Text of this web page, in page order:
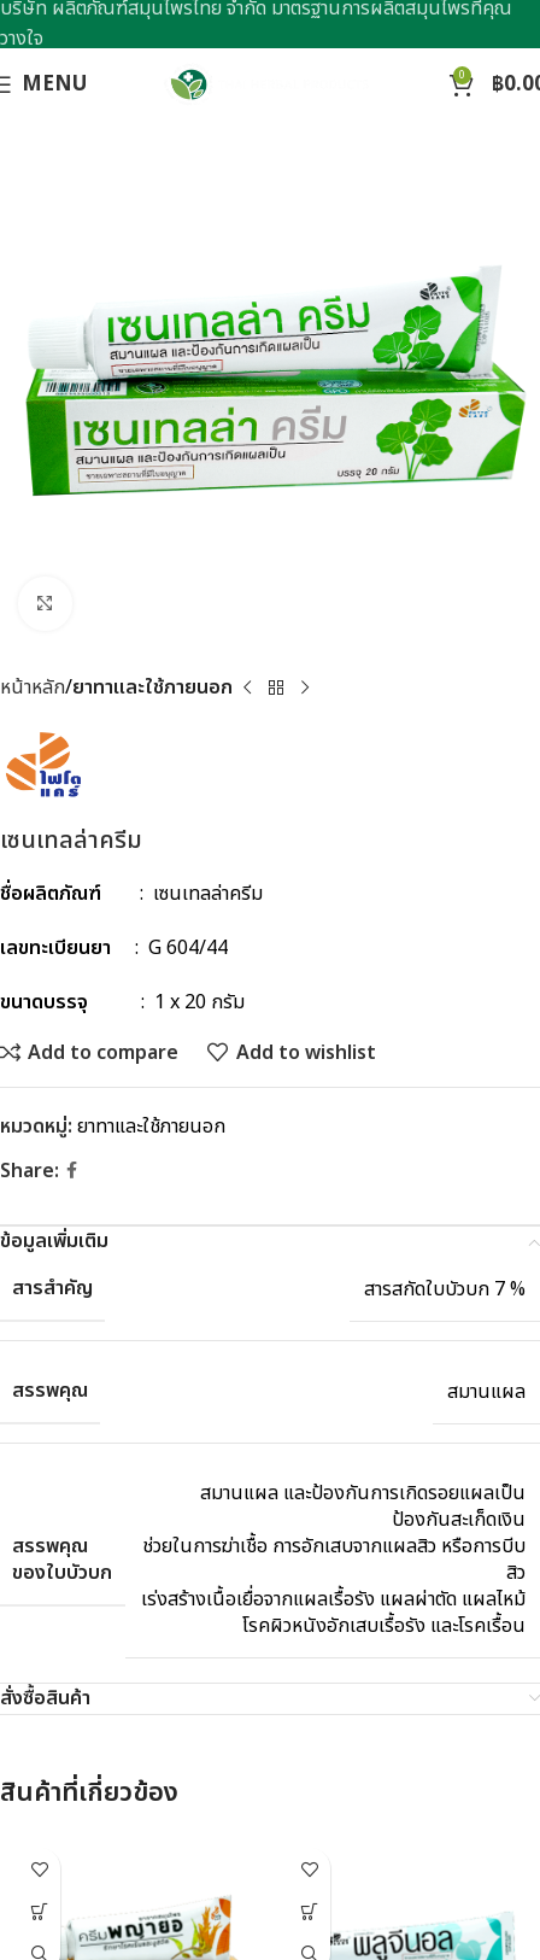
MENU 0 ฿
หน้าหลัก ยาทาและใช้ภายนอก
เซนเทลล่าครีม
ชื่อผลิตภัณฑ์ : เซนเทลล่าครีม
เลขทะเบียนยา : G 604/44
ขนาดบรรจุ : 1 x 20 กรัม
Add to compare
Add to wishlist
หมวดหมู่: ยาทาและใช้ภายนอก
Share:
ข้อมูลเพิ่มเติม
สารสำคัญ
สารสกัดใบบัวบก 7 %
สรรพคุณ สมานแผล
สรรพคุณ
ของใบบัวบก
สมานแผล และป้องกันการเกิดรอยแผลเป็น
ป้องกันสะเก็ดเงิน
ช่วยในการฆ่าเชื้อ การอักเสบจากแผลสิว หรือการบีบ
สิว
เร่งสร้างเนื้อเยื่อจากแผลเรื้อรัง แผลผ่าตัด แผลไหม้
โรคผิวหนังอักเสบเรื้อรัง และโรคเรื้อน
สั่งซื้อสินค้า
สินค้าที่เกี่ยวข้อง
บริษัท ผลิตภัณฑ์สมุนไพรไทย จำกัด มาตรฐานการผลิตสมุนไพรที่คุณ
วางใจ